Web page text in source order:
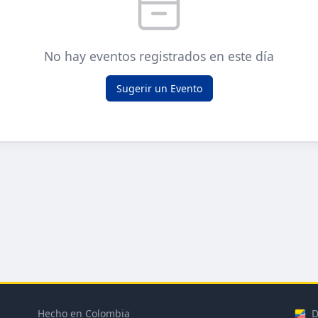
No hay eventos registrados en este día
Sugerir un Evento
Hecho en Colombia